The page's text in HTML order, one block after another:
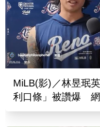
MiLB(影)／林昱珉
利口條」被讚爆